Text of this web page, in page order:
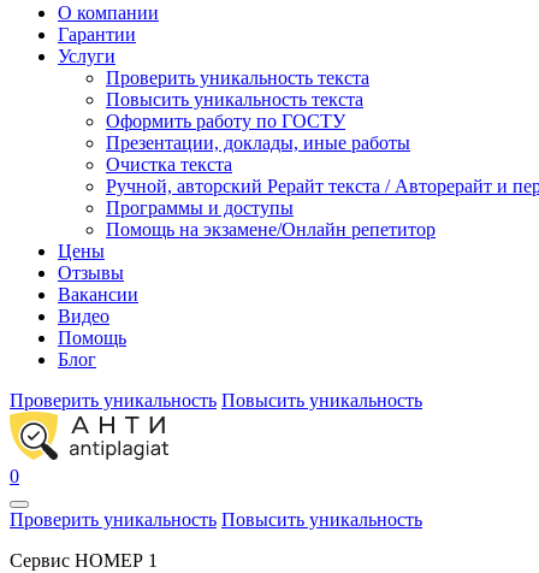
О компании
Гарантии
Услуги
Проверить уникальность текста
Повысить уникальность текста
Оформить работу по ГОСТУ
Презентации, доклады, иные работы
Очистка текста
Ручной, авторский Рерайт текста / Авторерайт и
Программы и доступы
Помощь на экзамене/Онлайн репетитор
Цены
Отзывы
Вакансии
Видео
Помощь
Блог
Проверить уникальность Повысить уникальность
0
Проверить уникальность Повысить уникальность
Cервис НОМЕР 1